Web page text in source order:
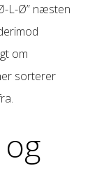
L-Ø” næsten
om
sorterer